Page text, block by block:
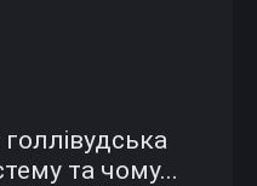
та чому...